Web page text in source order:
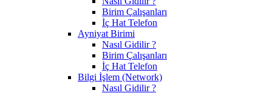
Birim Çalışanları
İç Hat Telefon
Ayniyat Birimi
Nasıl Gidilir ?
Birim Çalışanları
İç Hat Telefon
Bilgi İşlem (Network)
Nasıl Gidilir ?